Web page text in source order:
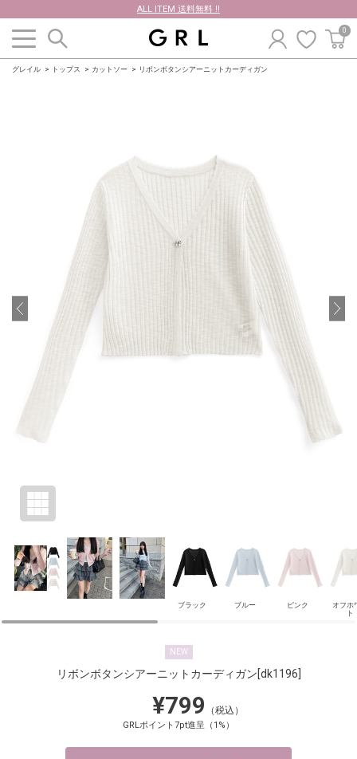
ALL ITEM 送料無料 !!
0
グレイル トップス カットソー リボンボタンシアーニットカーディガン
ブラック ブルー ピンク
オフホ
ト
NEW
リボンボタンシアーニットカーディガン[dk1196]
¥799 （税込）
GRLポイント7pt進呈（1%）